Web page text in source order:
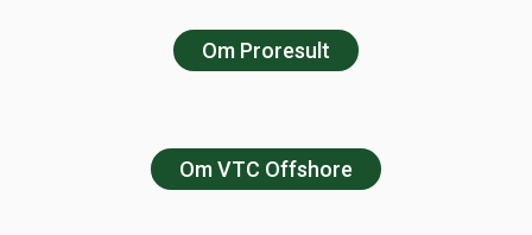
Om Proresult
Om VTC Offshore